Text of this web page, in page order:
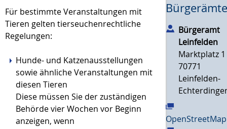
Für bestimmte Veranstaltungen mit
Tieren gelten tierseuchenrechtliche
Regelungen:
Hunde- und Katzenausstellungen
sowie ähnliche Veranstaltungen mit
diesen Tieren
Diese müssen Sie der zuständigen
Behörde vier Wochen vor Beginn
anzeigen, wenn
Bürgeramt
Leinfelden
Marktplatz 1
70771
Leinfelden-
OpenStreetMap